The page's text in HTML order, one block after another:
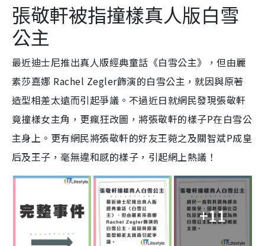
張敬軒被指撞樣真人版白雪
公主
最近迪士尼推出真人版經典童話《白雪公主》，但由麗
素莎嘉娜 Rachel Zegler飾演的白雪公主，就因與原著
造型相差太遠而引起爭議。不過近日就網民發現張敬軒
竟撞樣女主角，更瘋狂改圖，將張敬軒的樣子P在白雪公
主身上。更有網民將張敬軒的好友王菀之及關智斌P成皇
后及王子，毫無違和感的樣子，引起網上熱議！
+11